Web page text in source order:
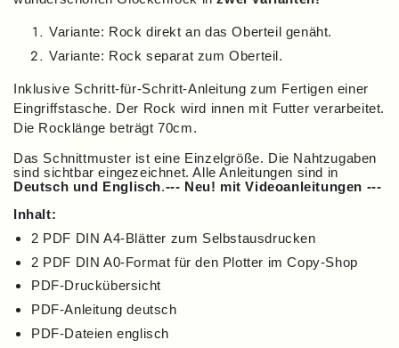
Variante: Rock direkt an das Oberteil genäht.
Variante: Rock separat zum Oberteil.
Inklusive Schritt-für-Schritt-Anleitung zum Fertigen einer
Eingriffstasche. Der Rock wird innen mit Futter verarbeitet.
Die Rocklänge beträgt 70cm.
Das Schnittmuster ist eine Einzelgröße. Die Nahtzugaben
sind sichtbar eingezeichnet. Alle Anleitungen sind in
Deutsch und Englisch.--- Neu! mit Videoanleitungen ---
Inhalt:
2 PDF DIN A4-Blätter zum Selbstausdrucken
2 PDF DIN A0-Format für den Plotter im Copy-Shop
PDF-Druckübersicht
PDF-Anleitung deutsch
PDF-Dateien englisch